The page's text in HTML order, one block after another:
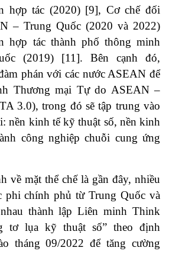
​​hợp tác (2020) [9], Cơ chế đối
– Trung Quốc (2020 và 2022)
​​hợp tác thành phố thông minh
(2019) [11]. Bên cạnh đó,
phán với các nước ASEAN để
Thương mại Tự do ASEAN –
3.0), trong đó sẽ tập trung vào
nền kinh tế kỹ thuật số, nền kinh
công nghiệp chuỗi cung ứng
về mặt thể chế là gần đây, nhiều
phi chính phủ từ Trung Quốc và
thành lập Liên minh Think
tơ lụa kỹ thuật số” theo định
tháng 09/2022 để tăng cường